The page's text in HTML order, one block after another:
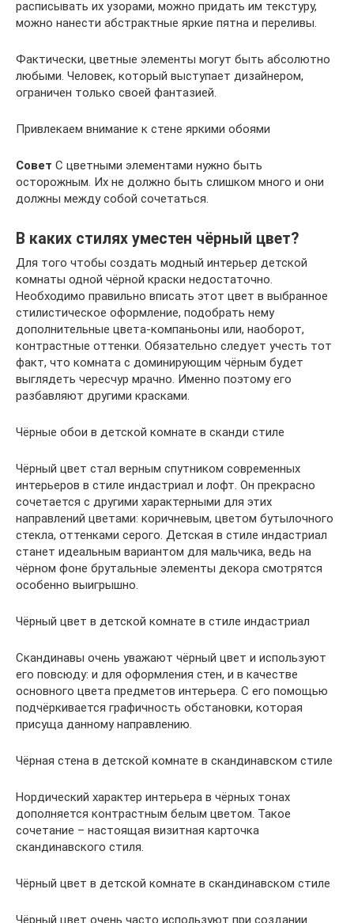
расписывать их узорами, можно придать им текстуру,
можно нанести абстрактные яркие пятна и переливы.
Фактически, цветные элементы могут быть абсолютно
любыми. Человек, который выступает дизайнером,
ограничен только своей фантазией.
Привлекаем внимание к стене яркими обоями
Совет С цветными элементами нужно быть
осторожным. Их не должно быть слишком много и они
должны между собой сочетаться.
В каких стилях уместен чёрный цвет?
Для того чтобы создать модный интерьер детской
комнаты одной чёрной краски недостаточно.
Необходимо правильно вписать этот цвет в выбранное
стилистическое оформление, подобрать нему
дополнительные цвета-компаньоны или, наоборот,
контрастные оттенки. Обязательно следует учесть тот
факт, что комната с доминирующим чёрным будет
выглядеть чересчур мрачно. Именно поэтому его
разбавляют другими красками.
Чёрные обои в детской комнате в сканди стиле
Чёрный цвет стал верным спутником современных
интерьеров в стиле индастриал и лофт. Он прекрасно
сочетается с другими характерными для этих
направлений цветами: коричневым, цветом бутылочного
стекла, оттенками серого. Детская в стиле индастриал
станет идеальным вариантом для мальчика, ведь на
чёрном фоне брутальные элементы декора смотрятся
особенно выигрышно.
Чёрный цвет в детской комнате в стиле индастриал
Скандинавы очень уважают чёрный цвет и используют
его повсюду: и для оформления стен, и в качестве
основного цвета предметов интерьера. С его помощью
подчёркивается графичность обстановки, которая
присуща данному направлению.
Чёрная стена в детской комнате в скандинавском стиле
Нордический характер интерьера в чёрных тонах
дополняется контрастным белым цветом. Такое
сочетание – настоящая визитная карточка
скандинавского стиля.
Чёрный цвет в детской комнате в скандинавском стиле
Чёрный цвет очень часто используют при создании